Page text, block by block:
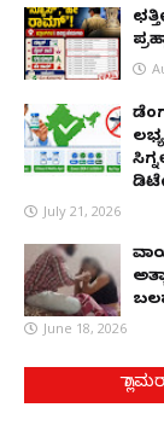
July 21, 2026
June 18, 2026